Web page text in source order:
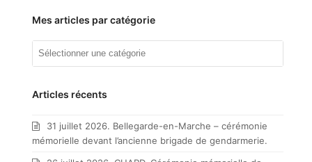
Mes articles par catégorie
Mes
catégorie
Articles récents
31 juillet 2026. Bellegarde-en-Marche – cérémonie
mémorielle devant l’ancienne brigade de gendarmerie.